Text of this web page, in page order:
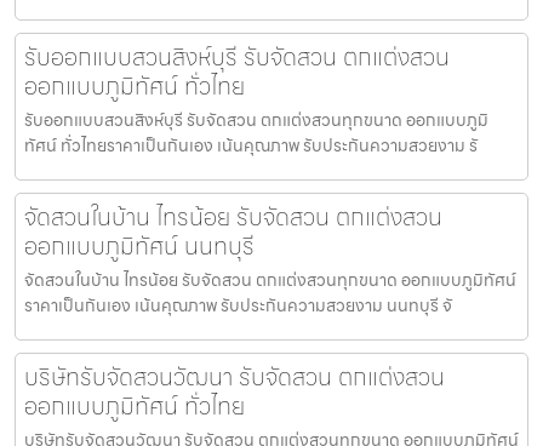
รับออกแบบสวนสิงห์บุรี รับจัดสวน ตกแต่งสวน
ออกแบบภูมิทัศน์ ทั่วไทย
รับออกแบบสวนสิงห์บุรี รับจัดสวน ตกแต่งสวนทุกขนาด ออกแบบภูมิ
ทัศน์ ทั่วไทยราคาเป็นกันเอง เน้นคุณภาพ รับประกันความสวยงาม รั
จัดสวนในบ้าน ไทรน้อย รับจัดสวน ตกแต่งสวน
ออกแบบภูมิทัศน์ นนทบุรี
จัดสวนในบ้าน ไทรน้อย รับจัดสวน ตกแต่งสวนทุกขนาด ออกแบบภูมิทัศน์
ราคาเป็นกันเอง เน้นคุณภาพ รับประกันความสวยงาม นนทบุรี จั
บริษัทรับจัดสวนวัฒนา รับจัดสวน ตกแต่งสวน
ออกแบบภูมิทัศน์ ทั่วไทย
บริษัทรับจัดสวนวัฒนา รับจัดสวน ตกแต่งสวนทุกขนาด ออกแบบภูมิทัศน์